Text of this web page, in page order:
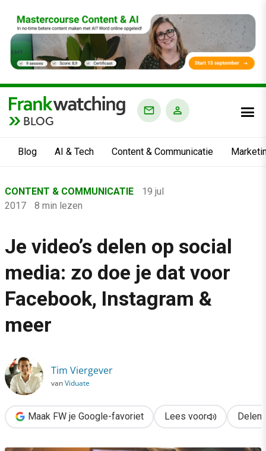
BLOG
Blog AI & Tech Content & Communicatie
›
Content & Communicatie
›
Je video’s delen op social media: zo doe je dat voor
CONTENT & COMMUNICATIE
19 jul
2017
8 min lezen
Je video’s delen op social
media: zo doe je dat voor
Facebook, Instagram &
meer
Tim Viergever
vanViduate
Maak FW je Google-favoriet Lees voor Delen